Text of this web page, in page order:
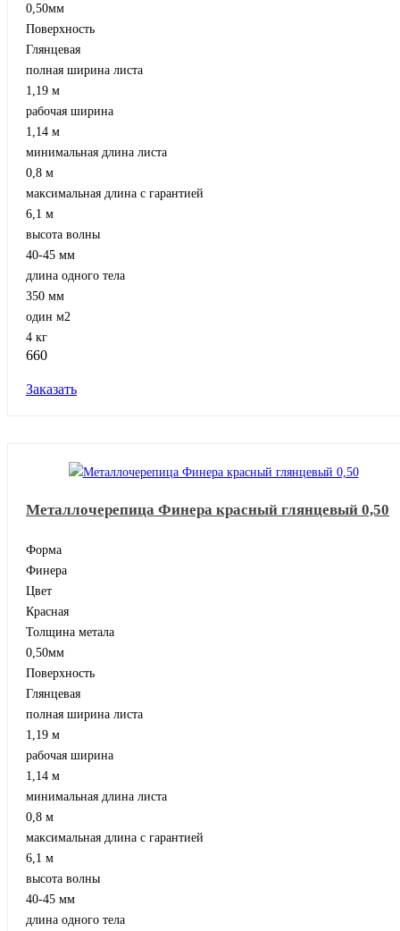
0,50мм
Поверхность
Глянцевая
полная ширина листа
1,19 м
рабочая ширина
1,14 м
минимальная длина листа
0,8 м
максимальная длина с гарантией
6,1 м
высота волны
40-45 мм
длина одного тела
350 мм
один м2
4 кг
660
Заказать
Металлочерепица Финера красный глянцевый 0,50
Форма
Финера
Цвет
Красная
Толщина метала
0,50мм
Поверхность
Глянцевая
полная ширина листа
1,19 м
рабочая ширина
1,14 м
минимальная длина листа
0,8 м
максимальная длина с гарантией
6,1 м
высота волны
40-45 мм
длина одного тела